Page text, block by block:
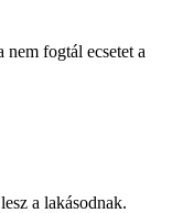
fogtál ecsetet a
a lakásodnak.